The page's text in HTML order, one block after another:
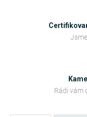
Rádi vám